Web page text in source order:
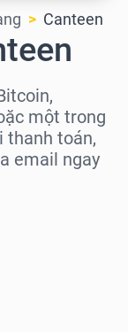
Canteen
một trong
thanh toán,
email ngay